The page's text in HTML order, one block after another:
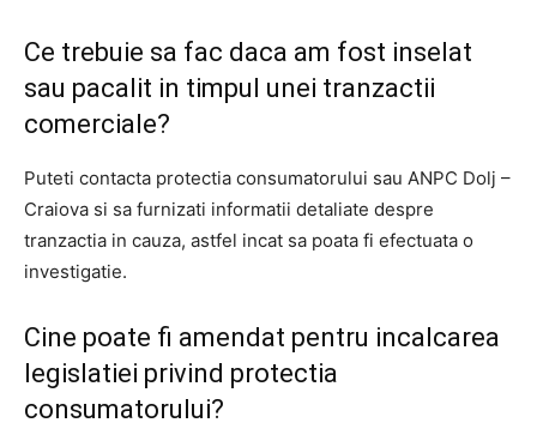
Ce trebuie sa fac daca am fost inselat
sau pacalit in timpul unei tranzactii
comerciale?
Puteti contacta protectia consumatorului sau ANPC Dolj –
Craiova si sa furnizati informatii detaliate despre
tranzactia in cauza, astfel incat sa poata fi efectuata o
investigatie.
Cine poate fi amendat pentru incalcarea
legislatiei privind protectia
consumatorului?